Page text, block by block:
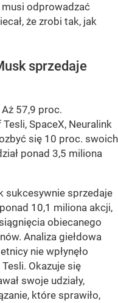
musi odprowadzać
że zrobi tak, jak
sprzedaje
57,9 proc.
SpaceX, Neuralink
się 10 proc. swoich
ponad 3,5 miliona
sukcesywnie sprzedaje
10,1 miliona akcji,
obiecanego
Analiza giełdowa
nie wpłynęło
Okazuje się
swoje udziały,
które sprawiło,